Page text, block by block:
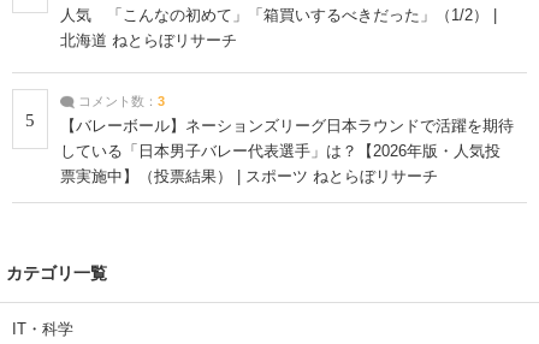
人気 「こんなの初めて」「箱買いするべきだった」（1/2） |
北海道 ねとらぼリサーチ
5
コメント数： 3
【バレーボール】ネーションズリーグ日本ラウンドで活躍を期待
している「日本男子バレー代表選手」は？【2026年版・人気投
票実施中】（投票結果） | スポーツ ねとらぼリサーチ
カテゴリ一覧
IT・科学